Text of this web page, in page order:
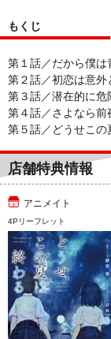
もくじ
第１話／だから僕は
第２話／初恋は意外
第３話／潜在的に危
第４話／さよなら前
第５話／どうせこの
店舗特典情報
アニメイト
4Pリーフレット